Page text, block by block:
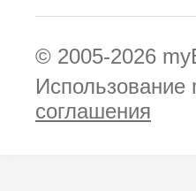
© 2005-2026
Использование
соглашения